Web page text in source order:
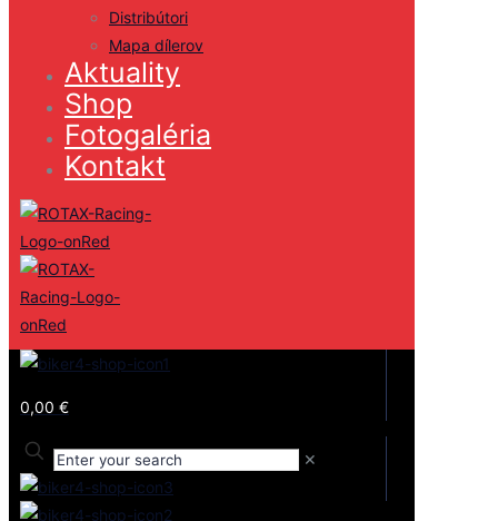
Distribútori
Mapa dílerov
Aktuality
Shop
Fotogaléria
Kontakt
0,00 €
✕